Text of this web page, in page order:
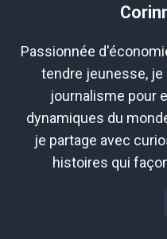
Passionnée
tendre jeunesse,
journalisme pour
dynamiques du
je partage avec
histoires qui